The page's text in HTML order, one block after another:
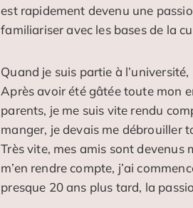
est rapidement devenu une
familiariser avec les bases de la
Quand je suis partie à
Après avoir été gâtée toute mon
parents, je me suis vite rendu
manger, je devais me débrouiller
Très vite, mes amis sont devenus
m’en rendre compte, j’ai
presque 20 ans plus tard, la